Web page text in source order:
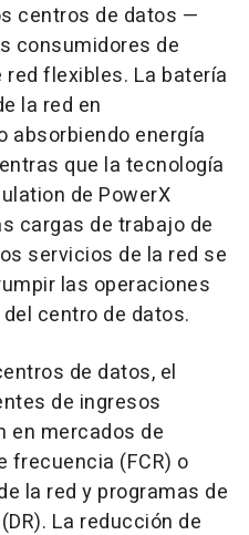
centros de datos —
consumidores de
flexibles. La batería
la red en
absorbiendo energía
que la tecnología
de PowerX
cargas de trabajo de
servicios de la red se
las operaciones
centro de datos.
de datos, el
de ingresos
en mercados de
frecuencia (FCR) o
la red y programas de
La reducción de